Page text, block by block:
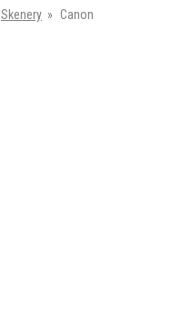
Skenery » Canon